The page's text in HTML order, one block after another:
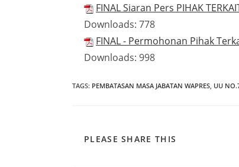
FINAL Siaran Pers PIHAK
Downloads: 778
FINAL - Permohonan Pihak
Downloads: 998
TAGS: PEMBATASAN MASA JABATAN WAPRES, UU
PLEASE SHARE THIS